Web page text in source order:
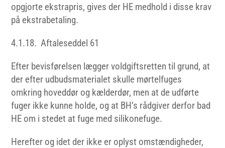
opgjorte ekstrapris, gives der HE medhold i disse krav
på ekstrabetaling.
4.1.18. Aftaleseddel 61
Efter bevisførelsen lægger voldgiftsretten til grund, at
der efter udbudsmaterialet skulle mørtelfuges
omkring hoveddør og kælderdør, men at de udførte
fuger ikke kunne holde, og at BH’s rådgiver derfor bad
HE om i stedet at fuge med silikonefuge.
Herefter og idet der ikke er oplyst omstændigheder,